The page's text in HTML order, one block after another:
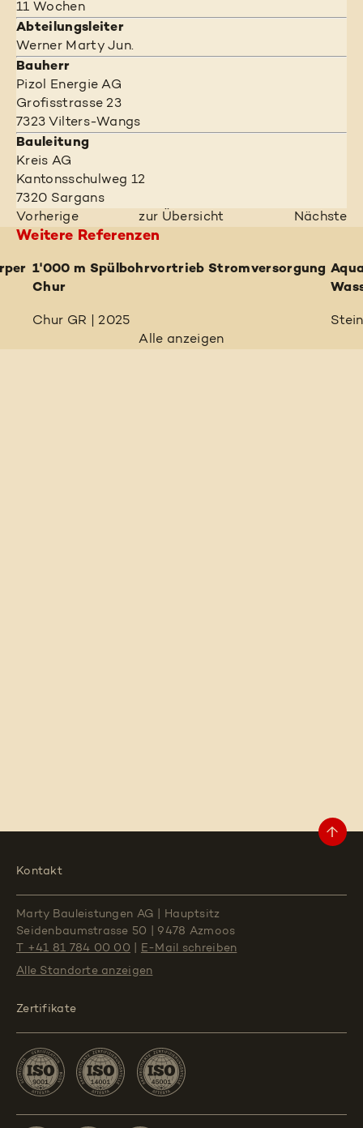
11 Wochen
Abteilungsleiter
Werner Marty Jun.
Bauherr
Pizol Energie AG
Grofisstrasse 23
7323 Vilters-Wangs
Bauleitung
Kreis AG
Kantonsschulweg 12
7320 Sargans
Vorherige
zur Übersicht Nächste
Weitere Referenzen
1'000 m Spülbohrvortrieb Stromversorgung
Chur
Chur GR | 2025
Alle anzeigen
Kontakt
Marty Bauleistungen AG
Hauptsitz
Seidenbaumstrasse 50
9478 Azmoos
T +41 81 784 00 00
E-Mail schreiben
Alle Standorte anzeigen
Zertifikate